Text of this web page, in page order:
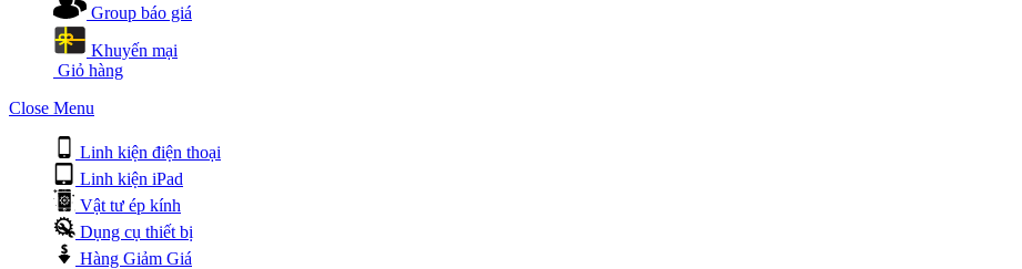
Group báo giá
Khuyến mại
Giỏ hàng
Close Menu
Linh kiện điện thoại
Linh kiện iPad
Vật tư ép kính
Dụng cụ thiết bị
Hàng Giảm Giá